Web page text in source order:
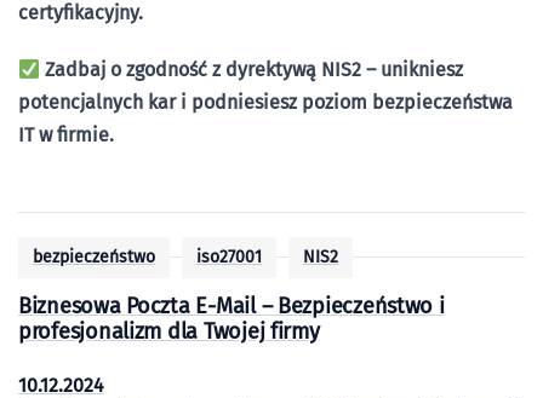
certyfikacyjny.
Zadbaj o zgodność z dyrektywą NIS2 – unikniesz
potencjalnych kar i podniesiesz poziom bezpieczeństwa
IT w firmie.
bezpieczeństwo iso27001 NIS2
Biznesowa Poczta E-Mail – Bezpieczeństwo i
profesjonalizm dla Twojej firmy
10.12.2024